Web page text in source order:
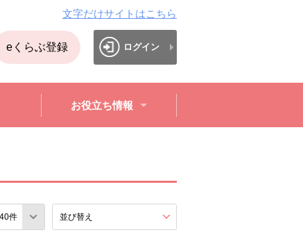
文字だけサイトはこちら
eくらぶ登録 ログイン
お役立ち情報
並び替え